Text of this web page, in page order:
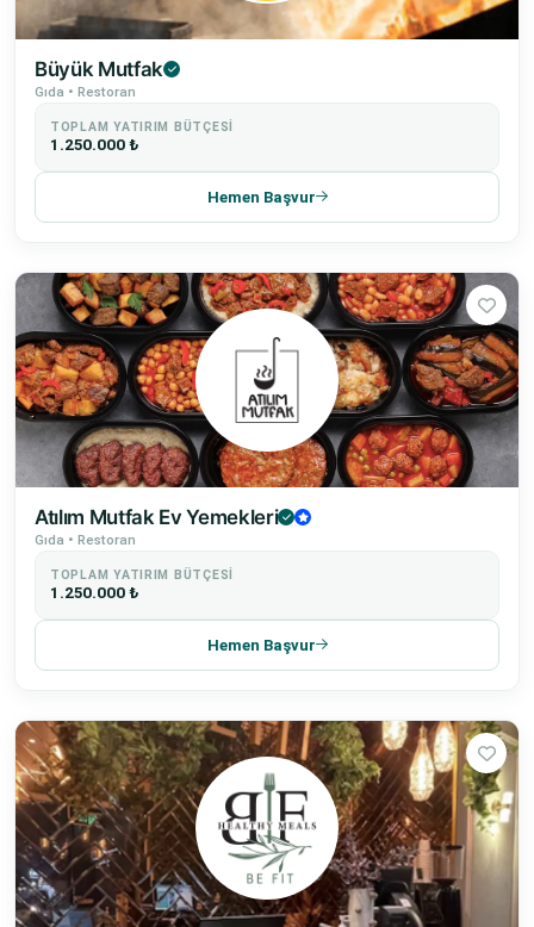
Büyük Mutfak
Gıda • Restoran
TOPLAM YATIRIM BÜTÇESI
1.250.000 ₺
Hemen Başvur
Atılım Mutfak Ev Yemekleri
Gıda • Restoran
TOPLAM YATIRIM BÜTÇESI
1.250.000 ₺
Hemen Başvur